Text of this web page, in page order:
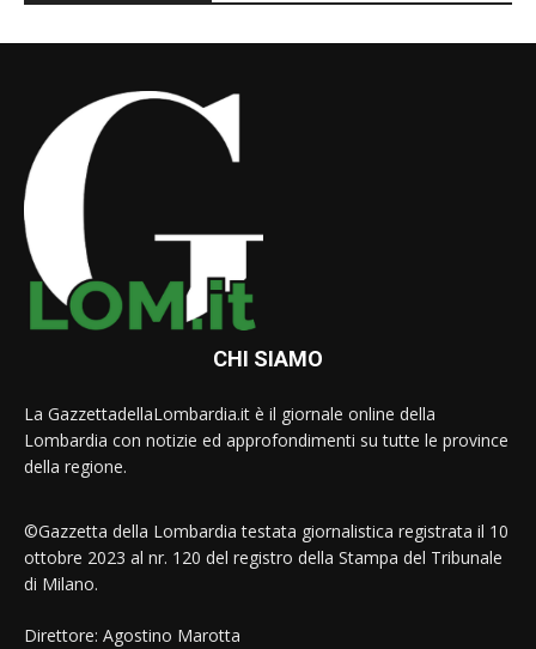
CHI SIAMO
La GazzettadellaLombardia.it è il giornale online della
Lombardia con notizie ed approfondimenti su tutte le province
della regione.
©Gazzetta della Lombardia testata giornalistica registrata il 10
ottobre 2023 al nr. 120 del registro della Stampa del Tribunale
di Milano.
Direttore: Agostino Marotta